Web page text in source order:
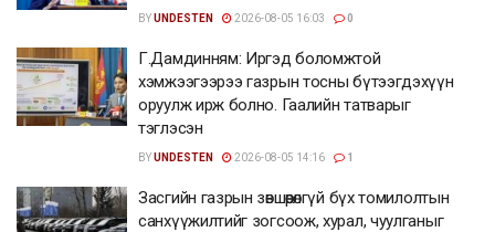
BYUNDESTEN 2026-08-05 16:03 0
Г.Дамдинням: Иргэд боломжтой
хэмжээгээрээ газрын тосны бүтээгдэхүүн
оруулж ирж болно. Гаалийн татварыг
тэглэсэн
BYUNDESTEN 2026-08-05 14:16 1
Засгийн газрын зөвшөөрөлгүй бүх томилолтын
санхүүжилтийг зогсоож, хурал, чуулганыг